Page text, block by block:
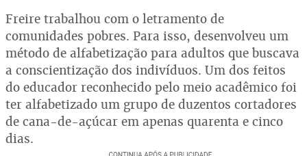
Freire trabalhou com o letramento de
comunidades pobres. Para isso, desenvolveu um
método de alfabetização para adultos que buscava
a conscientização dos indivíduos. Um dos feitos
do educador reconhecido pelo meio acadêmico foi
ter alfabetizado um grupo de duzentos cortadores
de cana-de-açúcar em apenas quarenta e cinco
dias.